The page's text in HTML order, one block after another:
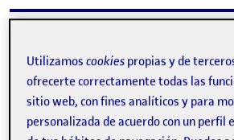
El mercado del diseño
Visibilidad:
Pública-Fecha de publicación
26 Sep 2021 -comentarioen El
PEC 1 - El mercado del diseño …
Utilizamoscookies propias y de
ofrecerte correctamente todas las
sitio web, con fines analíticos y para
personalizada de acuerdo con un perfil